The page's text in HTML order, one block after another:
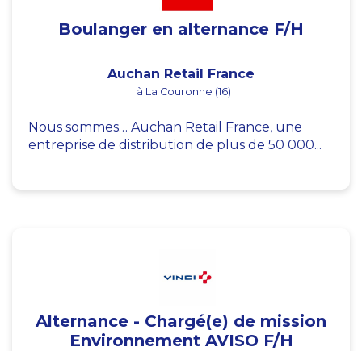
Boulanger en alternance F/H
Auchan Retail France
à La Couronne (16)
Nous sommes… Auchan Retail France, une
entreprise de distribution de plus de 50 000...
Alternance - Chargé(e) de mission
Environnement AVISO F/H